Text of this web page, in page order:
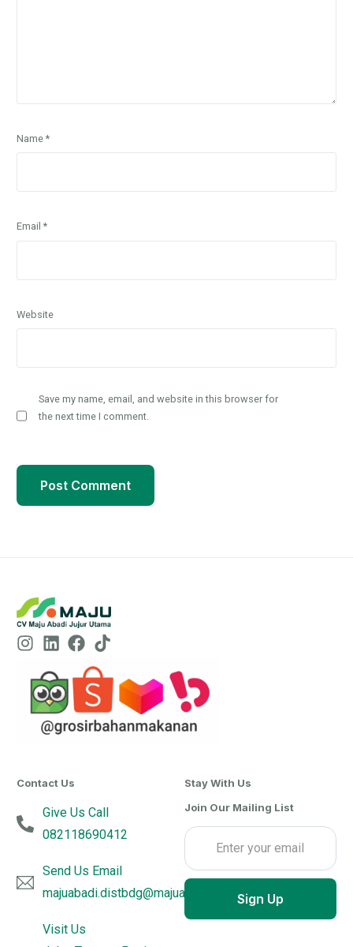
Name*
Email*
Website
Save my name, email, and website in this browser for
the next time I comment.
Contact Us
Give Us Call
082118690412
Send Us Email
majuabadi.distbdg@majuabadijujurutama.com
Visit Us
Stay With Us
Join Our Mailing List
Sign Up